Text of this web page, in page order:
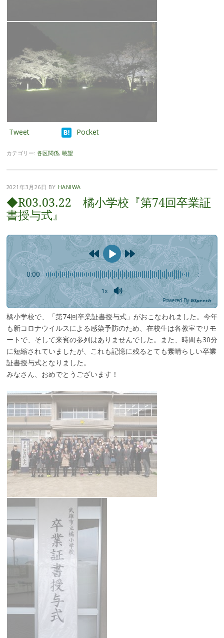
Tweet Pocket
カテゴリー: 各区関係, 眺望
2021年3月26日 BY HANIWA
◆R03.03.22 橘小学校『第74回卒業証
書授与式』
0:00 -:--
1x
Powered By GSpeech
橘小学校で、「第74回卒業証書授与式」がおこなわれました。今年
も新コロナウイルスによる感染予防のため、在校生は各教室でリモ
ートで、そして来賓の参列はありませんでした。また、時間も30分
に短縮されていましたが、これも記憶に残るとても素晴らしい卒業
証書授与式となりました。
みなさん、おめでとうございます！